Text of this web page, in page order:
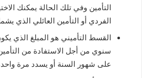
التأمين وفي تلك الحالة يمكنك
الفردي أو التأمين العائلي الذي
القسط التأميني هو المبلغ الذي
سنوي من أجل الاستفادة من
على شهور السنة أو يسدد مرة